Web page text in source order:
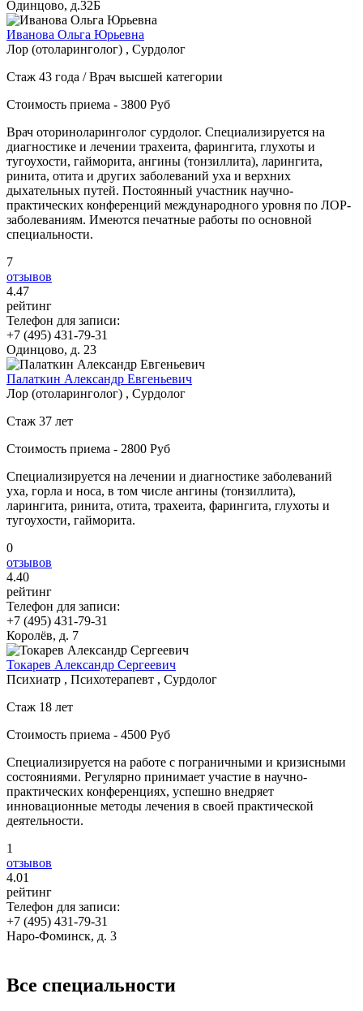
Одинцово, д.32Б
Иванова Ольга Юрьевна
Лор (отоларинголог) , Сурдолог
Стаж 43 года / Врач высшей категории
Стоимость приема - 3800 Руб
Врач оториноларинголог сурдолог. Специализируется на
диагностике и лечении трахеита, фарингита, глухоты и
тугоухости, гайморита, ангины (тонзиллита), ларингита,
ринита, отита и других заболеваний уха и верхних
дыхательных путей. Постоянный участник научно-
практических конференций международного уровня по ЛОР-
заболеваниям. Имеются печатные работы по основной
специальности.
7
отзывов
4.47
рейтинг
Телефон для записи:
+7 (495) 431-79-31
Одинцово, д. 23
Палаткин Александр Евгеньевич
Лор (отоларинголог) , Сурдолог
Стаж 37 лет
Стоимость приема - 2800 Руб
Специализируется на лечении и диагностике заболеваний
уха, горла и носа, в том числе ангины (тонзиллита),
ларингита, ринита, отита, трахеита, фарингита, глухоты и
тугоухости, гайморита.
0
отзывов
4.40
рейтинг
Телефон для записи:
+7 (495) 431-79-31
Королёв, д. 7
Токарев Александр Сергеевич
Психиатр , Психотерапевт , Сурдолог
Стаж 18 лет
Стоимость приема - 4500 Руб
Специализируется на работе с пограничными и кризисными
состояниями. Регулярно принимает участие в научно-
практических конференциях, успешно внедряет
инновационные методы лечения в своей практической
деятельности.
1
отзывов
4.01
рейтинг
Телефон для записи:
+7 (495) 431-79-31
Наро-Фоминск, д. 3
Все специальности